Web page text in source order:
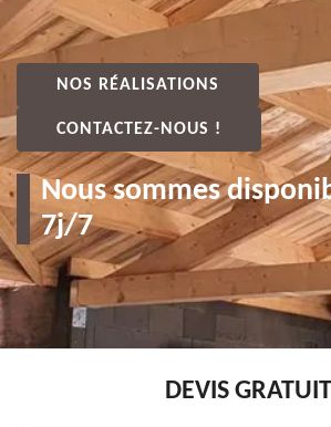
NOS RÉALISATIONS
CONTACTEZ-NOUS !
Nous sommes
7j/7
DEVIS GRATUIT